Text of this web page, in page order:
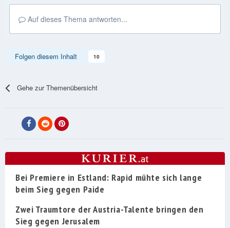
Auf dieses Thema antworten...
Folgen diesem Inhalt 10
Gehe zur Themenübersicht
Bei Premiere in Estland: Rapid mühte sich lange
beim Sieg gegen Paide
Zwei Traumtore der Austria-Talente bringen den
Sieg gegen Jerusalem